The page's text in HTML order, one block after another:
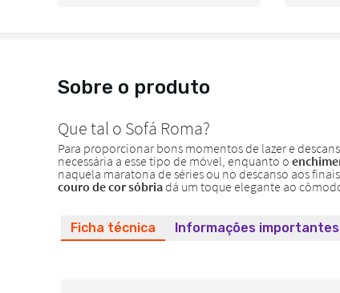
Sobre o produto
Ficha técnica Informações importantes